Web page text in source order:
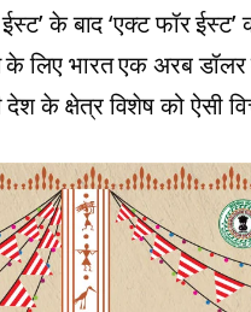
ईस्ट’ के बाद ‘एक्ट फॉर
के लिए भारत एक अरब
के क्षेत्र विशेष को ऐसी